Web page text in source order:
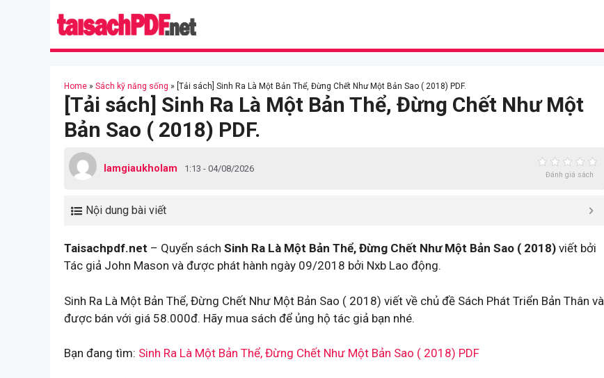
Home » Sách kỹ năng sống » [Tải sách] Sinh Ra Là Một Bản Thể, Đừng Chết Như Một Bản Sao ( 2018) PDF.
[Tải sách] Sinh Ra Là Một Bản Thể, Đừng Chết Như Một
Bản Sao ( 2018) PDF.
lamgiaukholam 1:13 - 04/08/2026
Đánh giá sách
Nội dung bài viết
Taisachpdf.net – Quyển sách Sinh Ra Là Một Bản Thể, Đừng Chết Như Một Bản Sao ( 2018) viết bởi
Tác giả John Mason và được phát hành ngày 09/2018 bởi Nxb Lao động.
Sinh Ra Là Một Bản Thể, Đừng Chết Như Một Bản Sao ( 2018) viết về chủ đề Sách Phát Triển Bản Thân và
được bán với giá 58.000đ. Hãy mua sách để ủng hộ tác giả bạn nhé.
Bạn đang tìm: Sinh Ra Là Một Bản Thể, Đừng Chết Như Một Bản Sao ( 2018) PDF